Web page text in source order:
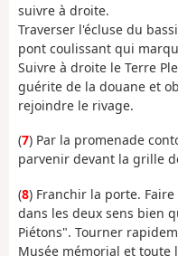
suivre à droite.
Traverser l'écluse du
pont coulissant qui
Suivre à droite le Terre
guérite de la douane et
rejoindre le rivage.
(7) Par la promenade
parvenir devant la grille
(8) Franchir la porte. Faire
dans les deux sens bien
Piétons". Tourner
Musée mémorial et toute